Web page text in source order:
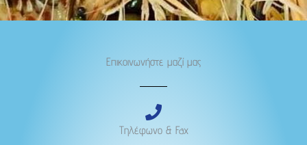
Επικοινωνήστε μαζί μας
Τηλέφωνο & Fax